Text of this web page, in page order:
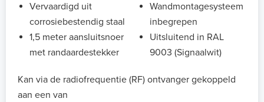
Vervaardigd uit
corrosiebestendig staal
1,5 meter aansluitsnoer
met randaardestekker
Wandmontagesysteem
inbegrepen
Uitsluitend in RAL
9003 (Signaalwit)
Kan via de radiofrequentie (RF) ontvanger gekoppeld
aan een van